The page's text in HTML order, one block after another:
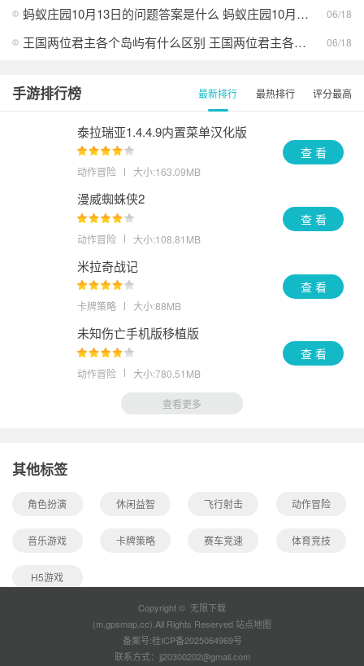
蚂蚁庄园10月13日的问题答案是什么 蚂蚁庄园10月13日答案最新分享 06/18
王国两位君主各个岛屿有什么区别 王国两位君主各个岛屿的异同 06/18
手游排行榜 最新排行 最热排行 评分最高
泰拉瑞亚1.4.4.9内置菜单汉化版
动作冒险 大小:163.09MB
查 看
漫威蜘蛛侠2
动作冒险 大小:108.81MB
查 看
米拉奇战记
卡牌策略 大小:88MB
查 看
未知伤亡手机版移植版
动作冒险 大小:780.51MB
查 看
查看更多
其他标签
角色扮演 休闲益智 飞行射击 动作冒险
音乐游戏 卡牌策略 赛车竞速 体育竞技
H5游戏
Copyright © 无限下载
(m.gpsmap.cc).All Rights Reserved 站点地图
备案号:桂ICP备2025064969号
联系方式：jj20300202@gmail.com